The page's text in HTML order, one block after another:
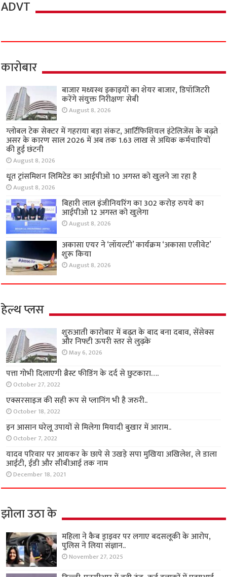
ADVT
कारोबार
बाजार मध्यस्थ इकाइयों का शेयर बाजार, डिपॉजिटरी
करेंगे संयुक्त निरीक्षणः सेबी
August 8, 2026
ग्लोबल टेक सेक्टर में गहराया बड़ा संकट, आर्टिफिशियल इंटेलिजेंस के बढ़ते
असर के कारण साल 2026 में अब तक 1.63 लाख से अधिक कर्मचारियों
की हुई छंटनी
August 8, 2026
धूत ट्रांसमिशन लिमिटेड का आईपीओ 10 अगस्त को खुलने जा रहा है
August 8, 2026
बिहारी लाल इंजीनियरिंग का 302 करोड़ रुपये का
आईपीओ 12 अगस्त को खुलेगा
August 8, 2026
अकासा एयर ने ‘लॉयल्टी’ कार्यक्रम ‘अकासा एलीवेट’
शुरू किया
August 8, 2026
हेल्थ प्लस
शुरुआती कारोबार में बढ़त के बाद बना दबाव, सेंसेक्स
और निफ्टी ऊपरी स्तर से लुढ़के
May 6, 2026
पत्ता गोभी दिलाएगी ब्रैस्ट फीडिंग के दर्द से छुटकारा….
October 27, 2022
एक्सरसाइज की सही रूप से प्लानिंग भी है जरुरी..
October 18, 2022
इन आसान घरेलू उपायों से मिलेगा मियादी बुखार में आराम..
October 7, 2022
यादव परिवार पर आयकर के छापे से उखड़े सपा मुखिया अखिलेश, ले डाला
आईटी, ईडी और सीबीआई तक नाम
December 18, 2021
झोला उठा के
महिला ने कैब ड्राइवर पर लगाए बदसलूकी के आरोप,
पुलिस ने लिया संज्ञान..
November 27, 2025